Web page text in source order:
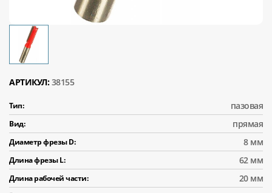
АРТИКУЛ: 38155
Тип: пазовая
Вид: прямая
Диаметр фрезы D: 8 мм
Длина фрезы L: 62 мм
Длина рабочей части: 20 мм